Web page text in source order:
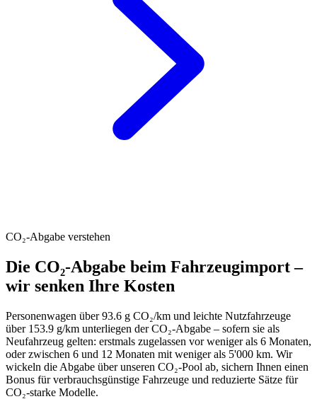
CO₂-Abgabe verstehen
Die CO₂-Abgabe beim Fahrzeugimport –
wir senken Ihre Kosten
Personenwagen über 93.6 g CO₂/km und leichte Nutzfahrzeuge
über 153.9 g/km unterliegen der CO₂-Abgabe – sofern sie als
Neufahrzeug gelten: erstmals zugelassen vor weniger als 6 Monaten,
oder zwischen 6 und 12 Monaten mit weniger als 5'000 km. Wir
wickeln die Abgabe über unseren CO₂-Pool ab, sichern Ihnen einen
Bonus für verbrauchsgünstige Fahrzeuge und reduzierte Sätze für
CO₂-starke Modelle.